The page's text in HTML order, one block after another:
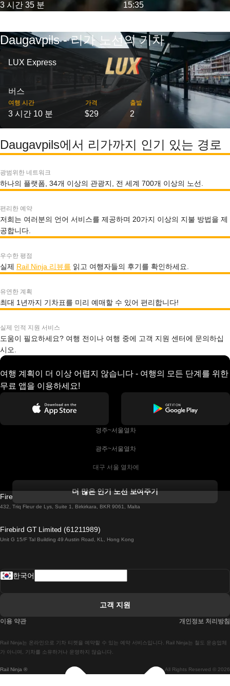
3 시간 35 분 15:35
Daugavpils - 리가 노선의 기차
LUX Express
버스
여행 시간
3 시간 10 분
가격
$29
출발
2
Daugavpils에서 리가까지 인기 있는 경로
광범위한 네트워크
하나의 플랫폼, 34개 이상의 관광지, 전 세계 700개 이상의 노선.
편리한 예약
저희는 여러분의 언어 서비스를 제공하며 20가지 이상의 지불 방법을 제
공합니다.
우수한 평점
실제 Rail Ninja 리뷰를 읽고 여행자들의 후기를 확인하세요.
유연한 계획
최대 1년까지 기차표를 미리 예매할 수 있어 편리합니다!
실제 인적 지원 서비스
도움이 필요하세요? 여행 전이나 여행 중에 고객 지원 센터에 문의하십
시오.
여행 계획이 더 이상 어렵지 않습니다 - 여행의 모든 단계를 위한
무료 앱을 이용하세요!
경주~서울열차
광주~서울열차
대구 서울 열차에
더블린에서 골웨이 열차
로마에서 나폴리 열차
마드리드-리스본 열차
마드리드에서 바르셀로나로 가는 고속 열차
더 많은 인기 노선 보여주기
Firebird GT Limited (OC 1451)
432, Triq Fleur de Lys, Suite 1, Birkirkara, BKR 9061, Malta
Firebird GT Limited (61211989)
Unit G 15/F Tal Building 49 Austin Road, KL, Hong Kong
Rail Ninja ® All Rights Reserved © 2026
Rail Ninja는 온라인으로 기차 티켓을 예약할 수 있는 예약 서비스입니다. Rail Ninja는 철도 운송업체
가 아니며, 기차를 소유하거나 운영하지 않습니다.
한국어
고객 지원
이용 약관 개인정보 처리방침